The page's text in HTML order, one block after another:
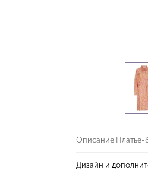
Описание Платье-
Дизайн и